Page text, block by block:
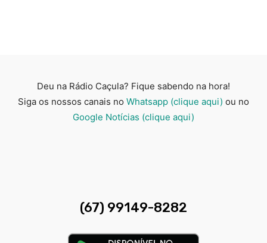
Deu na Rádio Caçula? Fique sabendo na hora!
Siga os nossos canais no Whatsapp (clique aqui) ou no
Google Notícias (clique aqui)
(67) 99149-8282